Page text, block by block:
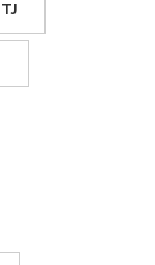
ITJ